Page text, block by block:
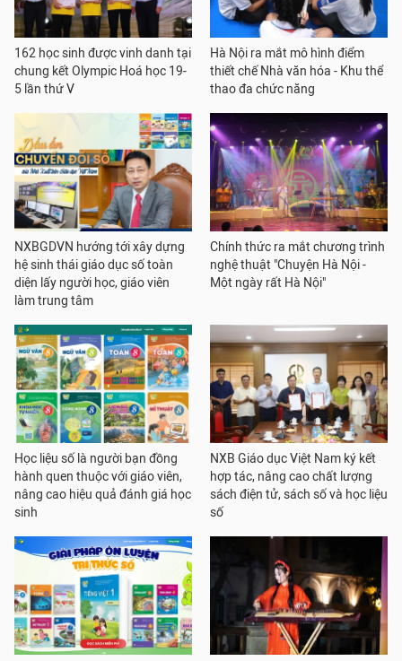
162 học sinh được vinh danh tại
chung kết Olympic Hoá học 19-
5 lần thứ V
Hà Nội ra mắt mô hình điểm
thiết chế Nhà văn hóa - Khu thể
thao đa chức năng
NXBGDVN hướng tới xây dựng
hệ sinh thái giáo dục số toàn
diện lấy người học, giáo viên
làm trung tâm
Chính thức ra mắt chương trình
nghệ thuật "Chuyện Hà Nội -
Một ngày rất Hà Nội"
Học liệu số là người bạn đồng
hành quen thuộc với giáo viên,
nâng cao hiệu quả đánh giá học
sinh
NXB Giáo dục Việt Nam ký kết
hợp tác, nâng cao chất lượng
sách điện tử, sách số và học liệu
số